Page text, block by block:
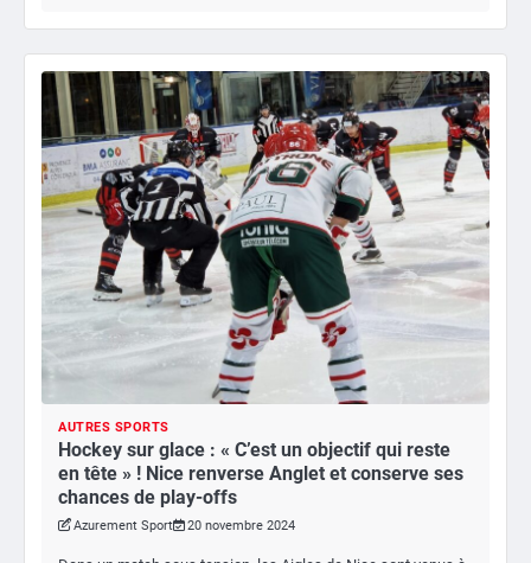
AUTRES SPORTS
Hockey sur glace : « C’est un objectif qui reste
en tête » ! Nice renverse Anglet et conserve ses
chances de play-offs
Azurement Sport 20 novembre 2024